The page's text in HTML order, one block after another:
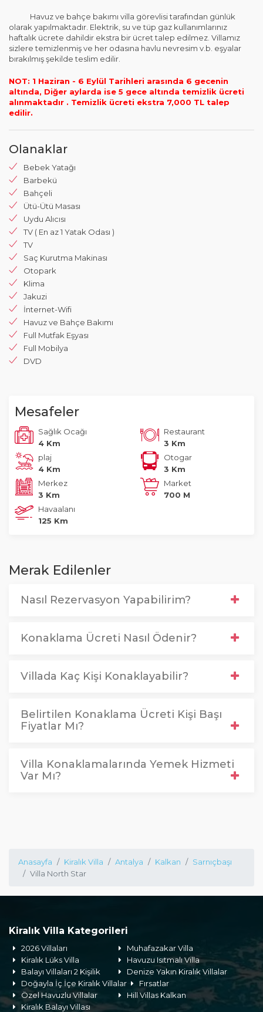
Havuz ve bahçe bakımı villa görevlisi tarafından günlük
olarak yapılmaktadır. Elektrik, su ve tüp gaz kullanımlarınız
haftalık ücrete dahildir ekstra bir ücret talep edilmez. Villamız
sizlere temizlenmiş ve her odasına havlu nevresim v.b. eşyalar
bırakılmış şekilde teslim edilir.
NOT: 1 Haziran - 6 Eylül Tarihleri arasında 6 gecenin
altında, Diğer aylarda ise 5 gece altında temizlik ücreti
alınmaktadır . Temizlik ücreti ekstra 7,000 TL talep
edilir.
Olanaklar
Bebek Yatağı
Barbekü
Bahçeli
Ütü-Ütü Masası
Uydu Alıcısı
TV ( En az 1 Yatak Odası )
TV
Saç Kurutma Makinası
Otopark
Klima
Jakuzi
İnternet-Wifi
Havuz ve Bahçe Bakımı
Full Mutfak Eşyası
Full Mobilya
DVD
Mesafeler
Sağlık Ocağı
4 Km
Restaurant
3 Km
plaj
4 Km
Otogar
3 Km
Merkez
3 Km
Market
700 M
Havaalanı
125 Km
Merak Edilenler
Nasıl Rezervasyon Yapabilirim?
Konaklama Ücreti Nasıl Ödenir?
Villada Kaç Kişi Konaklayabilir?
Belirtilen Konaklama Ücreti Kişi Başı
Fiyatlar Mı?
Villa Konaklamalarında Yemek Hizmeti
Var Mı?
Anasayfa Kiralık Villa Antalya Kalkan
Sarnıçbaşı
Villa North Star
Kiralık Villa Kategorileri
2026 Villaları
Muhafazakar Villa
Kiralık Lüks Villa
Havuzu Isıtmalı Villa
Balayı Villaları 2 Kişilik
Denize Yakın Kiralık Villalar
Doğayla İç İçe Kiralık Villalar
Fırsatlar
Özel Havuzlu Villalar
Hill Villas Kalkan
Kiralık Balayı Villası